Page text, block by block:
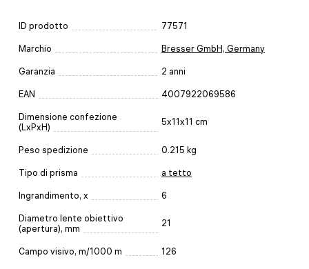
ID prodotto 77571
Marchio Bresser GmbH, Germany
Garanzia 2 anni
EAN 4007922069586
Dimensione confezione
(LxPxH)
5x11x11 cm
Peso spedizione 0.215 kg
Tipo di prisma a tetto
Ingrandimento, x 6
Diametro lente obiettivo
(apertura), mm
21
Campo visivo, m/1000 m 126